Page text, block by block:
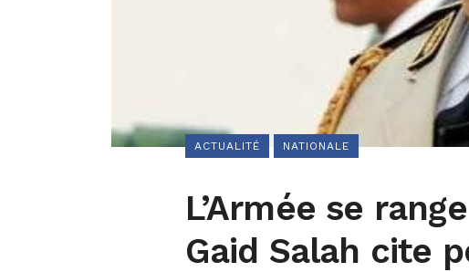
ACTUALITÉ NATIONALE
L’Armée se
Gaid Salah cite